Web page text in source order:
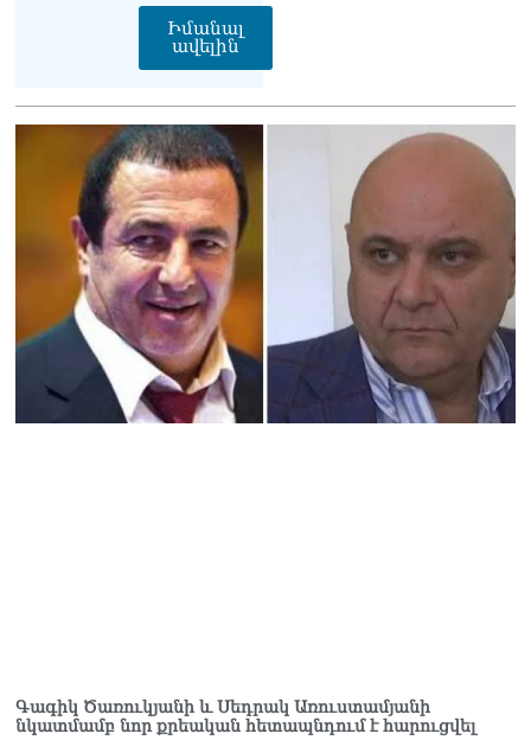
Իմանալ
ավելին
Գագիկ Ծառուկյանի և Սեդրակ Առուստամյանի
նկատմամբ նոր քրեական հետապնդում է հարուցվել